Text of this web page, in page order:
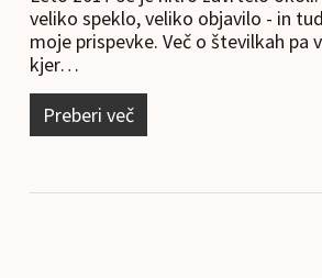
veliko speklo, veliko objavilo - in
moje prispevke. Več o številkah pa
kjer…
Preberi več